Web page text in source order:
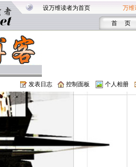
设万维读者为首页 万维
首 页
发表日志 控制面板 个人相册